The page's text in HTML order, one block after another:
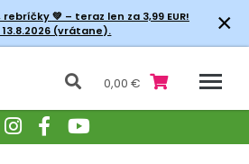
rebríčky💚 – teraz len za 3,99 EUR!
(vrátane).
×
0,00 €